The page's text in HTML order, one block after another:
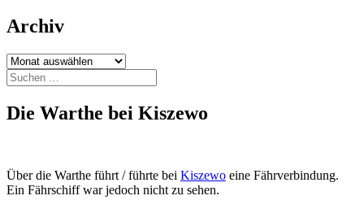
Archiv
Archiv
Suchen
nach:
Die Warthe bei Kiszewo
Über die Warthe führt / führte bei Kiszewo eine Fährverbindung.
Ein Fährschiff war jedoch nicht zu sehen.